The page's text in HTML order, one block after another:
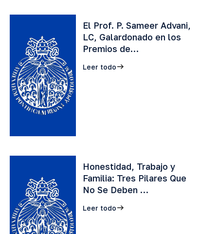
El Prof. P. Sameer Advani,
LC, Galardonado en los
Premios de…
Leer todo
Honestidad, Trabajo y
Familia: Tres Pilares Que
No Se Deben …
Leer todo